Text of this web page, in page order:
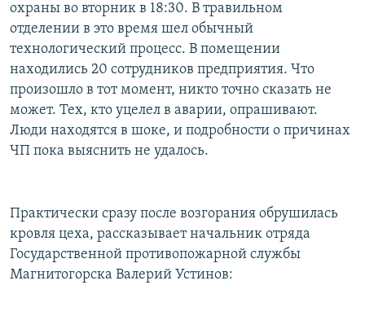
охраны во вторник в 18:30. В травильном
отделении в это время шел обычный
технологический процесс. В помещении
находились 20 сотрудников предприятия. Что
произошло в тот момент, никто точно сказать не
может. Тех, кто уцелел в аварии, опрашивают.
Люди находятся в шоке, и подробности о причинах
ЧП пока выяснить не удалось.
Практически сразу после возгорания обрушилась
кровля цеха, рассказывает начальник отряда
Государственной противопожарной службы
Магнитогорска Валерий Устинов: